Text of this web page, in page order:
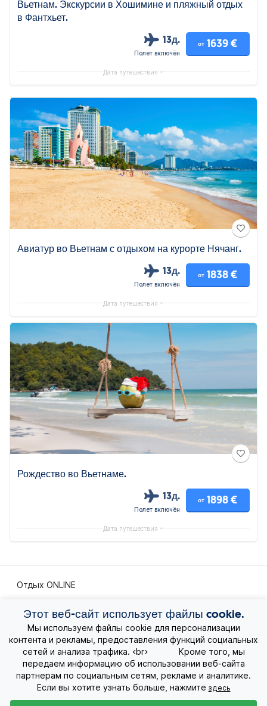
Вьетнам. Экскурсии в Хошимине и пляжный отдых
в Фантхьет.
13д.
Полет включён
от 1639 €
Дата путешествия
Авиатур во Вьетнам с отдыхом на курорте Нячанг.
13д.
Полет включён
от 1838 €
Дата путешествия
Рождество во Вьетнаме.
13д.
Полет включён
от 1898 €
Дата путешествия
Отдых ONLINE
Экскурсионные путешествия
Экзотические путешествия
Лучшие предложения
Круизы
Этот веб-сайт использует файлы cookie.
Мы используем файлы cookie для персонализации
контента и рекламы, предоставления функций социальных
сетей и анализа трафика. <br> Кроме того, мы
передаем информацию об использовании веб-сайта
партнерам по социальным сетям, рекламе и аналитике.
Если вы хотите узнать больше, нажмите здесь